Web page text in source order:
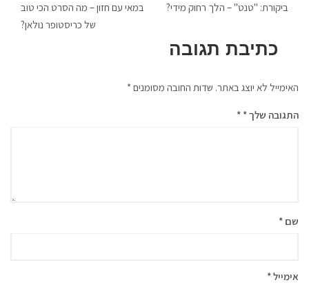
ביקורת: "טנט" – הלך רחוק מידי?
במאי עם חזון – מה הסרט הכי טוב
של כריסטופר נולאן?
כתיבת תגובה
האימייל לא יוצג באתר. שדות החובה מסומנים *
התגובה שלך*
שם *
אימייל*